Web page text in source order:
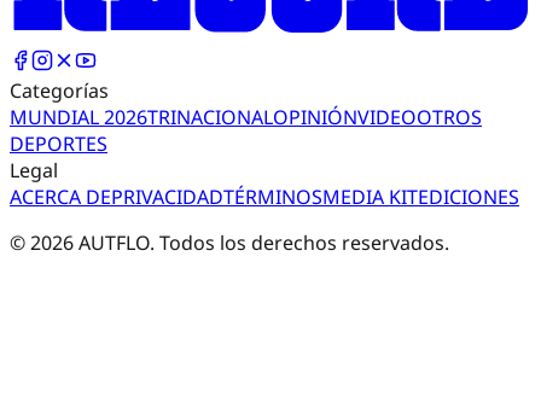
Categorías
MUNDIAL 2026TRINACIONALOPINIÓNVIDEOOTROS
DEPORTES
Legal
ACERCA DEPRIVACIDADTÉRMINOSMEDIA KITEDICIONES
©2026AUTFLO. Todos los derechos reservados.